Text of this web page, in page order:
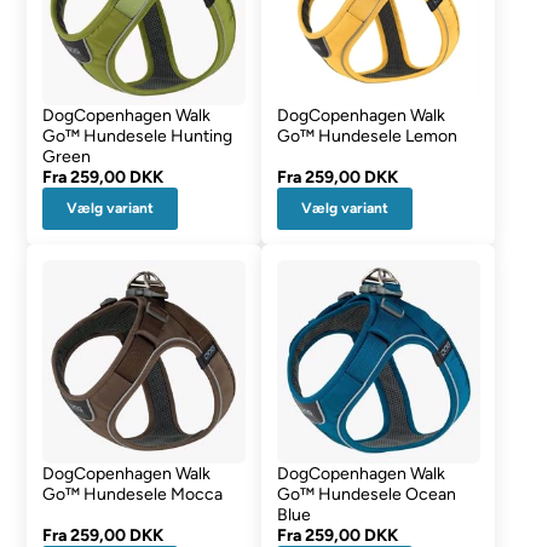
DogCopenhagen Walk
Go™ Hundesele Hunting
Green
Fra259,00 DKK
Vælg variant
DogCopenhagen Walk
Go™ Hundesele Lemon
Fra259,00 DKK
Vælg variant
DogCopenhagen Walk
Go™ Hundesele Mocca
Fra259,00 DKK
DogCopenhagen Walk
Go™ Hundesele Ocean
Blue
Fra259,00 DKK